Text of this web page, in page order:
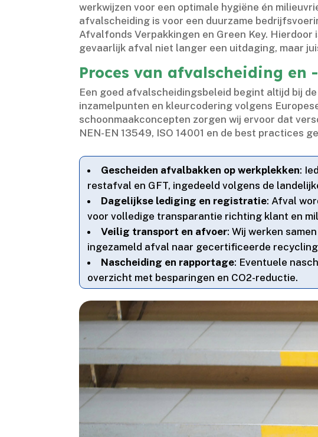
werkwijzen voor een optimale hygiëne én
afvalscheiding is voor een duurzame
Afvalfonds Verpakkingen en Green Key.​
gevaarlijk afval niet langer een uitdaging, maar
Proces van afvalscheiding en
Een goed afvalscheidingsbeleid begint altijd bij
inzamelpunten en kleurcodering volgens
schoonmaakconcepten zorgen wij ervoor dat
NEN-EN 13549, ISO 14001 en de best practices
Gescheiden afvalbakken op werkplekken:
restafval en GFT, ingedeeld volgens de
Dagelijkse lediging en registratie: Afval
voor volledige transparantie richting klant en
Veilig transport en afvoer: Wij werken
ingezameld afval naar gecertificeerde
Nascheiding en rapportage: Eventuele
overzicht met besparingen en CO2-reductie.​